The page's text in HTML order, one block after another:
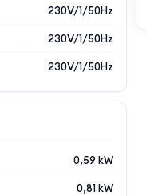
230V/1/50Hz
230V/1/50Hz
230V/1/50Hz
0,59 kW
0,81 kW